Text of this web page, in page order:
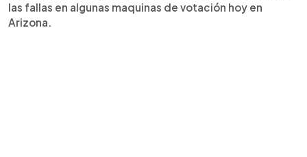
las fallas en algunas maquinas de votación hoy en
Arizona.